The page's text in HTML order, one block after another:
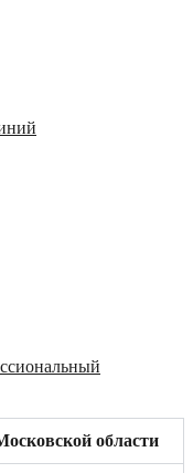
области